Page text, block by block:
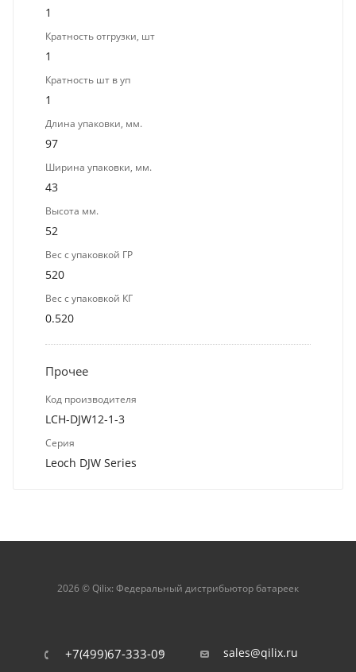
1
Кратность отгрузки, шт
1
Кратность шт в уп
1
Длина упаковки, мм.
97
Ширина упаковки, мм.
43
Высота мм.
52
Вес с упаковкой ГР
520
Вес с упаковкой КГ
0.520
Прочее
Код производителя
LCH-DJW12-1-3
Серия
Leoch DJW Series
2026 © Qilix: Федеральный дистрибьютор батареек
+7(499)67-333-09 sales@qilix.ru